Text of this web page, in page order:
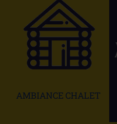
AMBIANCE CHALET